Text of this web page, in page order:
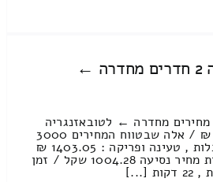
מחיר העברת דירה 2 חדרים מחדרה ←
2 חדרים מחירים מחדרה ← לטובאזנגריה
מחיר מחירון: 2487.12 ₪ / אלה שבטווח המחירים 3000
– 2300 ₪ עבודות סבלות , טעינה ופריקה : 1403.05 ₪
/ זמן : 2 שעות 11 דקות מחיר נסיעה 1004.28 שקל / זמן